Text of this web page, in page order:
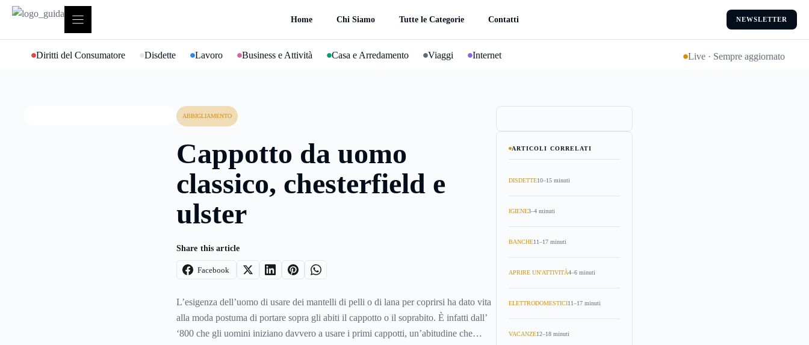
contenuto
Home Chi Siamo Tutte le Categorie Contatti NEWSLETTER
Diritti del Consumatore Disdette Lavoro Business e Attività Casa e Arredamento Viaggi Internet Live · Sempre aggiornato
ABBIGLIAMENTO
Cappotto da uomo
classico, chesterfield e
ulster
Share this article
Facebook
L’esigenza dell’uomo di usare dei mantelli di pelli o di lana per coprirsi ha dato vita
alla moda postuma di portare sopra gli abiti il cappotto o il soprabito. È infatti dall’
‘800 che gli uomini iniziano davvero a usare i primi cappotti, un’abitudine che
ARTICOLI CORRELATI
DISDETTE10–15 minuti
IGIENE3–4 minuti
BANCHE11–17 minuti
APRIRE UN'ATTIVITÀ4–6 minuti
ELETTRODOMESTICI11–17 minuti
VACANZE12–18 minuti